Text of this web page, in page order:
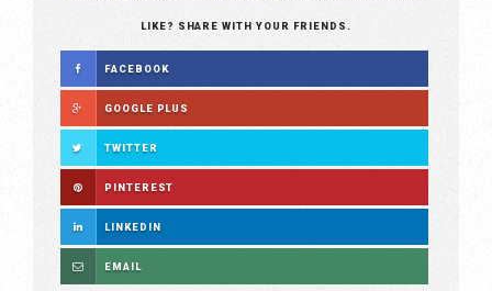
LIKE? SHARE WITH YOUR FRIENDS.
FACEBOOK
GOOGLE PLUS
TWITTER
PINTEREST
LINKEDIN
EMAIL